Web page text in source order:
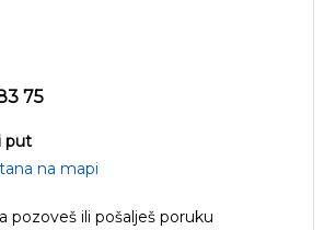
75
put
na mapi
pozoveš ili pošalješ poruku